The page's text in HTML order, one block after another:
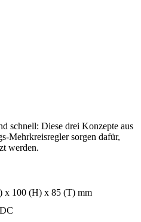
schnell: Diese drei Konzepte aus
Mehrkreisregler sorgen dafür,
werden.
x 100 (H) x 85 (T) mm